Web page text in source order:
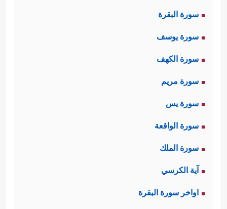
سورة البقرة
سورة يوسف
سورة الكهف
سورة مريم
سورة يس
سورة الواقعة
سورة الملك
آية الكرسي
اواخر سورة البقرة